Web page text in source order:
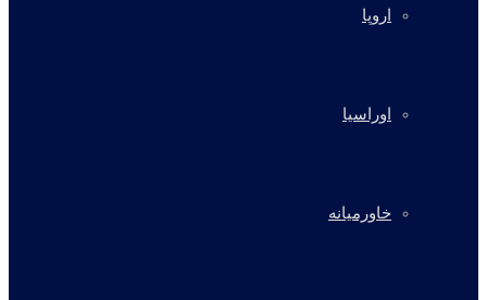
اروپا
اوراسیا
خاورمیانه